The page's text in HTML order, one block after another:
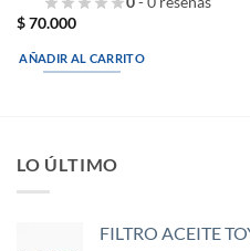
$70.000
AÑADIR AL CARRITO
LO ÚLTIMO
FILTRO ACEITE